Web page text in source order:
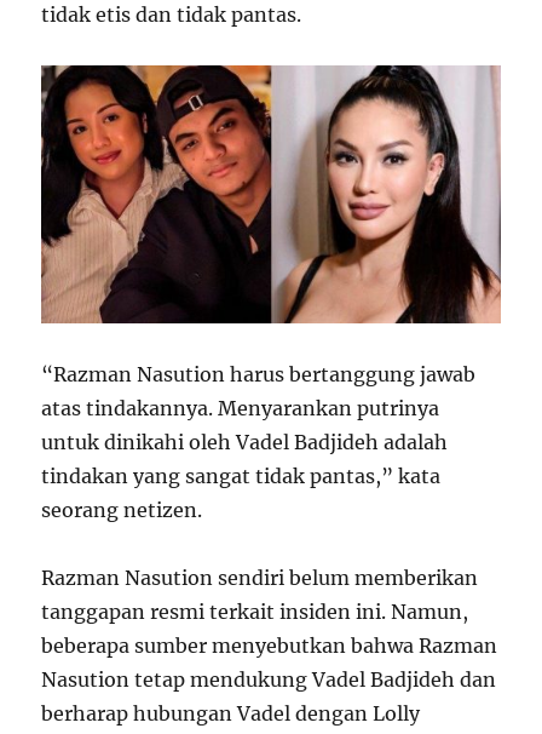
tidak etis dan tidak pantas.
“Razman Nasution harus bertanggung jawab
atas tindakannya. Menyarankan putrinya
untuk dinikahi oleh Vadel Badjideh adalah
tindakan yang sangat tidak pantas,” kata
seorang netizen.
Razman Nasution sendiri belum memberikan
tanggapan resmi terkait insiden ini. Namun,
beberapa sumber menyebutkan bahwa Razman
Nasution tetap mendukung Vadel Badjideh dan
berharap hubungan Vadel dengan Lolly